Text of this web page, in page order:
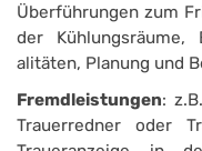
Überführungen zum
der
alitäten, Planung und
Fremdleistungen:
Trauerredner oder